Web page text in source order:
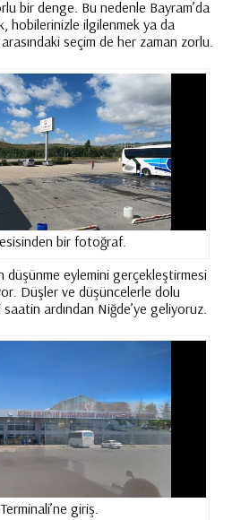
bir denge. Bu nedenle Bayram’da
hobilerinizle ilgilenmek ya da
seçim de her zaman zorlu.
bir fotoğraf.
düşünme eylemini gerçekleştirmesi
Düşler ve düşüncelerle dolu
ardından Niğde’ye geliyoruz.
giriş.